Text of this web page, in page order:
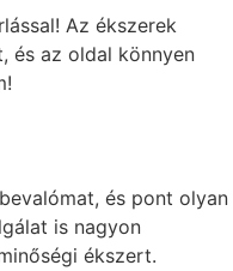
Az ékszerek
és az oldal könnyen
és pont olyan
is nagyon
ékszert.